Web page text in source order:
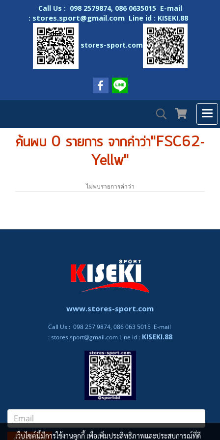
Call Us : 098 2579874, 086 0635015 E-mail
: stores.sport@gmail.com Line id : KISEKI.88
stores-sport.com
ค้นพบ 0 รายการ จากคำว่า"FSC62-
Yellw"
ไม่พบรายการคำว่า
www.stores-sport.com
Call Us : 098 257 9874, 086 063 5015 E-mail
:stores.sport@gmail.com Line id :KISEKI.88
เว็บไซต์นี้มีการใช้งานคุกกี้ เพื่อเพิ่มประสิทธิภาพและประสบการณ์ที่ดี